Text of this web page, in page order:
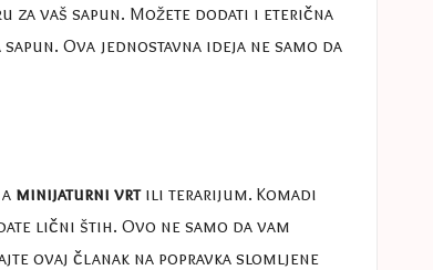
vaš sapun. Možete dodati i eterična
. Ova jednostavna ideja ne samo da
minijaturni vrtili terarijum. Komadi
lični štih. Ovo ne samo da vam
ovaj članak na popravka slomljene